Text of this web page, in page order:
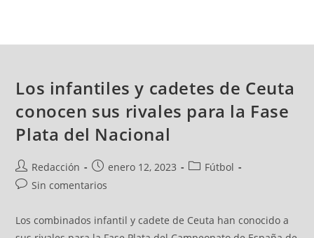
Los infantiles y cadetes de Ceuta
conocen sus rivales para la Fase
Plata del Nacional
Redacción enero 12, 2023
Fútbol
Sin comentarios
Los combinados infantil y cadete de Ceuta han conocido a